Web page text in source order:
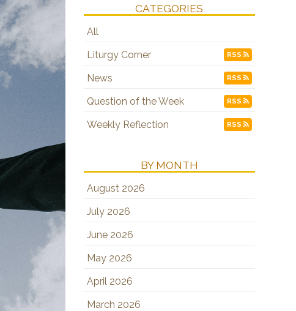
CATEGORIES
All
Liturgy Corner
RSS
News RSS
Question of the Week RSS
Weekly Reflection RSS
BY MONTH
August 2026
July 2026
June 2026
May 2026
April 2026
March 2026